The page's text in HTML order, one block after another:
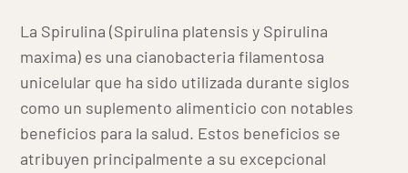
La Spirulina (Spirulina platensis y Spirulina
maxima) es una cianobacteria filamentosa
unicelular que ha sido utilizada durante siglos
como un suplemento alimenticio con notables
beneficios para la salud. Estos beneficios se
atribuyen principalmente a su excepcional